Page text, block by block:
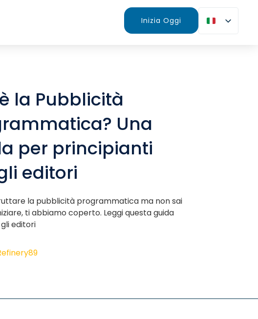
Inizia Oggi
la Pubblicità
Una
per principianti
editori
la pubblicità programmatica ma non sai
ti abbiamo coperto. Leggi questa guida
editori